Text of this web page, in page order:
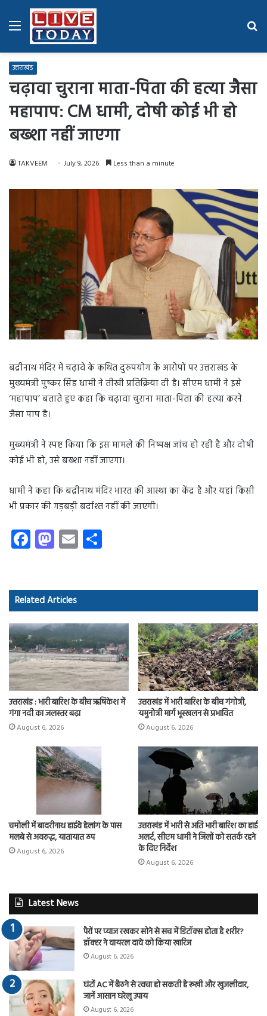
Menu
उत्तराखंड
चढ़ावा चुराना माता-पिता की हत्या जैसा
महापाप: CM धामी, दोषी कोई भी हो
बख्शा नहीं जाएगा
TAKVEEM July 9, 2026 Less than a minute
बद्रीनाथ मंदिर में चढ़ावे के कथित दुरुपयोग के आरोपों पर उत्तराखंड के
मुख्यमंत्री पुष्कर सिंह धामी ने तीखी प्रतिक्रिया दी है। सीएम धामी ने इसे
‘महापाप’ बताते हुए कहा कि चढ़ावा चुराना माता-पिता की हत्या करने
जैसा पाप है।
मुख्यमंत्री ने स्पष्ट किया कि इस मामले की निष्पक्ष जांच हो रही है और दोषी
कोई भी हो, उसे बख्शा नहीं जाएगा।
धामी ने कहा कि बद्रीनाथ मंदिर भारत की आस्था का केंद्र है और यहां किसी
भी प्रकार की गड़बड़ी बर्दाश्त नहीं की जाएगी।
Fa
ce
o
ok
M
as
d
o
n
E
m
Related Articles
उत्तराखंड : भारी बारिश के बीच ऋषिकेश में
गंगा नदी का जलस्तर बढ़ा
August 6, 2026
उत्तराखंड में भारी बारिश के बीच गंगोत्री,
यमुनोत्री मार्ग भूस्खलन से प्रभावित
August 6, 2026
चमोली में बादरीनाथ हाईवे हेलांग के पास
मलबे से अवरुद्ध, यातायात ठप
August 6, 2026
उत्तराखंड में भारी से अति भारी बारिश का हाई
अलर्ट, सीएम धामी ने जिलों को सतर्क रहने
के दिए निर्देश
August 6, 2026
Latest News
पैरों पर प्याज रखकर सोने से सच में डिटॉक्स होता है शरीर?
डॉक्टर ने वायरल दावे को किया खारिज
August 6, 2026
घंटों AC में बैठने से त्वचा हो सकती है रूखी और खुजलीदार,
जानें आसान घरेलू उपाय
August 6, 2026